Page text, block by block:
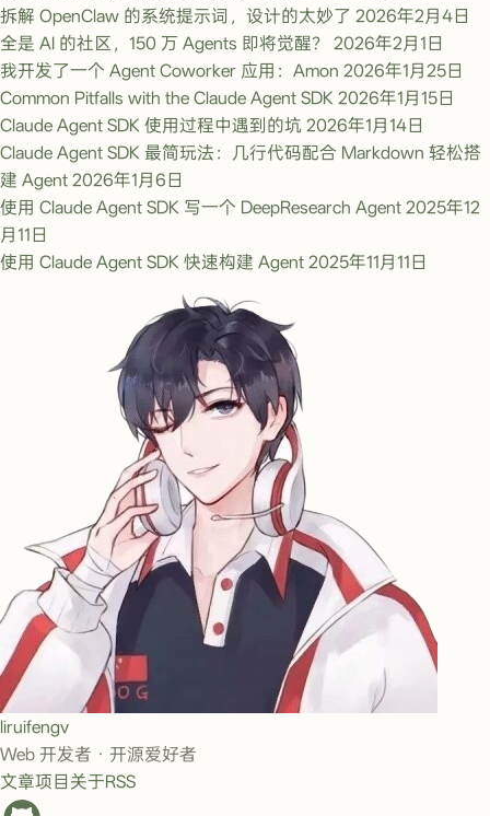
拆解 OpenClaw 的系统提示词，设计的太妙了 2026年2月4日
全是 AI 的社区，150 万 Agents 即将觉醒？
2026年2月1日
我开发了一个 Agent Coworker 应用：Amon 2026年1月25日
Common Pitfalls with the Claude Agent SDK 2026年1月15日
Claude Agent SDK 使用过程中遇到的坑 2026年1月14日
Claude Agent SDK 最简玩法：几行代码配合 Markdown 轻松搭
建 Agent 2026年1月6日
使用 Claude Agent SDK 写一个 DeepResearch Agent 2025年12
月11日
使用 Claude Agent SDK 快速构建 Agent 2025年11月11日
liruifengv
Web 开发者 · 开源爱好者
文章项目 关于RSS